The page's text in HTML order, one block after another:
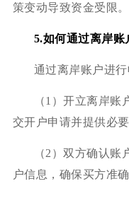
策变动导致资金受限。
5.如何通过离岸账
通过离岸账户进行
（1）开立离岸
交开户申请并提供必要
（2）双方确认
户信息，确保买方准确